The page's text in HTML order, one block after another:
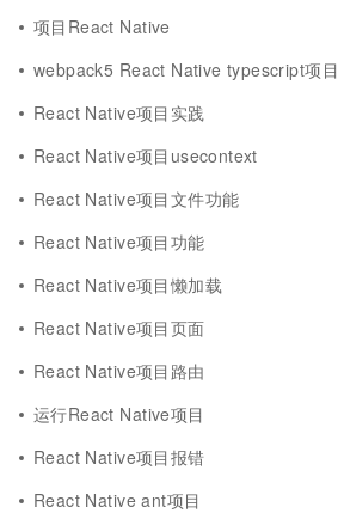
项目React Native
webpack5 React Native typescript项目
React Native项目实践
React Native项目usecontext
React Native项目文件功能
React Native项目功能
React Native项目懒加载
React Native项目页面
React Native项目路由
运行React Native项目
React Native项目报错
React Native ant项目